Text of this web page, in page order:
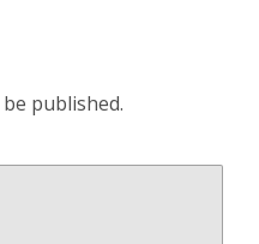
published.